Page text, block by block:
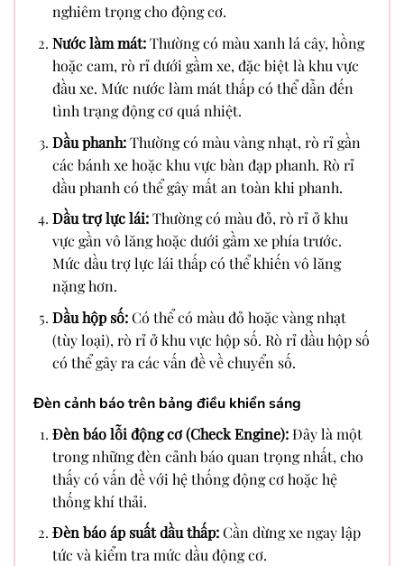
nghiêm trọng cho động cơ.
Nước làm mát:Thường có màu xanh lá cây, hồng
hoặc cam, rò rỉ dưới gầm xe, đặc biệt là khu vực
đầu xe. Mức nước làm mát thấp có thể dẫn đến
tình trạng động cơ quá nhiệt.
Dầu phanh:Thường có màu vàng nhạt, rò rỉ gần
các bánh xe hoặc khu vực bàn đạp phanh. Rò rỉ
dầu phanh có thể gây mất an toàn khi phanh.
Dầu trợ lực lái:Thường có màu đỏ, rò rỉ ở khu
vực gần vô lăng hoặc dưới gầm xe phía trước.
Mức dầu trợ lực lái thấp có thể khiến vô lăng
nặng hơn.
Dầu hộp số:Có thể có màu đỏ hoặc vàng nhạt
(tùy loại), rò rỉ ở khu vực hộp số. Rò rỉ dầu hộp số
có thể gây ra các vấn đề về chuyển số.
Đèn cảnh báo trên bảng điều khiển sáng
Đèn báo lỗi động cơ (Check Engine):Đây là một
trong những đèn cảnh báo quan trọng nhất, cho
thấy có vấn đề với hệ thống động cơ hoặc hệ
thống khí thải.
Đèn báo áp suất dầu thấp:Cần dừng xe ngay lập
tức và kiểm tra mức dầu động cơ.